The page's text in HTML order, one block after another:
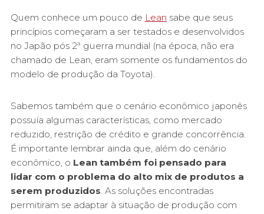
Quem conhece um pouco de Lean sabe que seus
princípios começaram a ser testados e desenvolvidos
no Japão pós 2ª guerra mundial (na época, não era
chamado de Lean, eram somente os fundamentos do
modelo de produção da Toyota).
Sabemos também que o cenário econômico japonês
possuía algumas características, como mercado
reduzido, restrição de crédito e grande concorrência.
É importante lembrar ainda que, além do cenário
econômico, o Lean também foi pensado para
lidar com o problema do alto mix de produtos a
serem produzidos . As soluções encontradas
permitiram se adaptar à situação de produção com